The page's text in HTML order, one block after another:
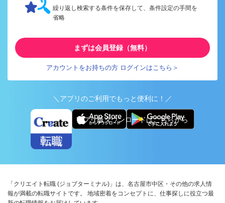
繰り返し検索する条件を保存して、条件設定の手間を
省略
まずは会員登録（無料）
アカウントをお持ちの方 ログインはこちら＞
＼アプリのご利用でもっと便利に！／
アプリ版ダウンロードはこちらから
「クリエイト転職 (ジョブターミナル)」は、名古屋市中区・その他の求人情
報が満載の転職サイトです。 地域密着をコンセプトに、仕事探しに役立つ最